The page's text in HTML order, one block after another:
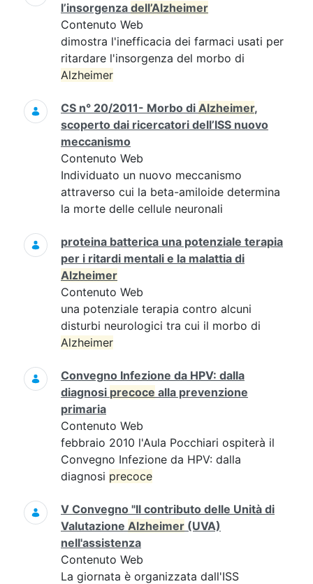
l’insorgenza dell’Alzheimer
Contenuto Web
dimostra l'inefficacia dei farmaci usati per
ritardare l'insorgenza del morbo di
Alzheimer
CS n° 20/2011- Morbo di Alzheimer,
scoperto dai ricercatori dell’ISS nuovo
meccanismo
Contenuto Web
Individuato un nuovo meccanismo
attraverso cui la beta-amiloide determina
la morte delle cellule neuronali
proteina batterica una potenziale terapia
per i ritardi mentali e la malattia di
Alzheimer
Contenuto Web
una potenziale terapia contro alcuni
disturbi neurologici tra cui il morbo di
Alzheimer
Convegno Infezione da HPV: dalla
diagnosi precoce alla prevenzione
primaria
Contenuto Web
febbraio 2010 l'Aula Pocchiari ospiterà il
Convegno Infezione da HPV: dalla
diagnosi precoce
V Convegno "Il contributo delle Unità di
Valutazione Alzheimer (UVA)
nell'assistenza
Contenuto Web
La giornata è organizzata dall'ISS